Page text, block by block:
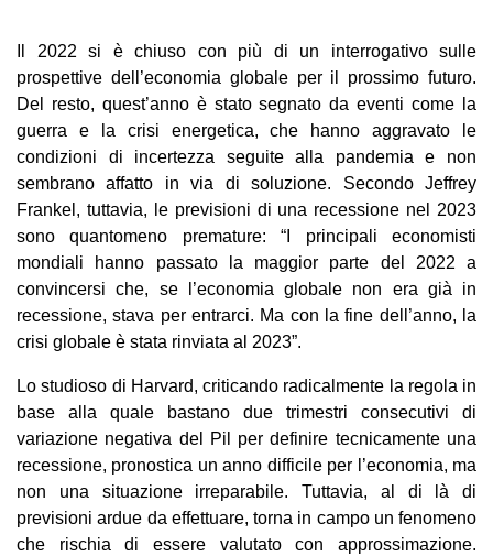
Il 2022 si è chiuso con più di un interrogativo sulle
prospettive dell’economia globale per il prossimo futuro.
Del resto, quest’anno è stato segnato da eventi come la
guerra e la crisi energetica, che hanno aggravato le
condizioni di incertezza seguite alla pandemia e non
sembrano affatto in via di soluzione. Secondo Jeffrey
Frankel, tuttavia, le previsioni di una recessione nel 2023
sono quantomeno premature: “I principali economisti
mondiali hanno passato la maggior parte del 2022 a
convincersi che, se l’economia globale non era già in
recessione, stava per entrarci. Ma con la fine dell’anno, la
crisi globale è stata rinviata al 2023”.
Lo studioso di Harvard, criticando radicalmente la regola in
base alla quale bastano due trimestri consecutivi di
variazione negativa del Pil per definire tecnicamente una
recessione, pronostica un anno difficile per l’economia, ma
non una situazione irreparabile. Tuttavia, al di là di
previsioni ardue da effettuare, torna in campo un fenomeno
che rischia di essere valutato con approssimazione.